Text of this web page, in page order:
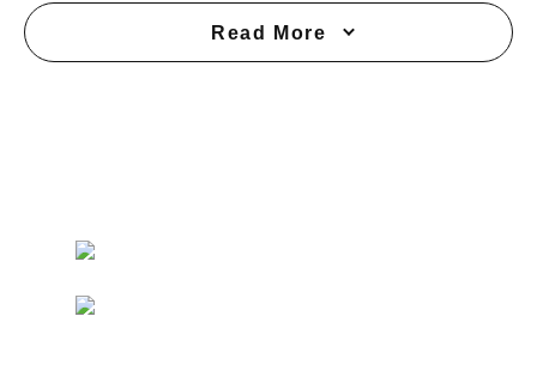
Read More